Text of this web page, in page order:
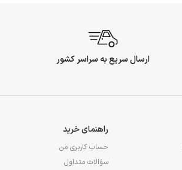
ارسال سریع به سراسر کشور
راهنمای خرید
حساب کاربری من
سؤالات متداول